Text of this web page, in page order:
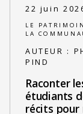
22 juin
LE
LA
AUTEUR :
PIND
Raconter
étudiants
récits pour